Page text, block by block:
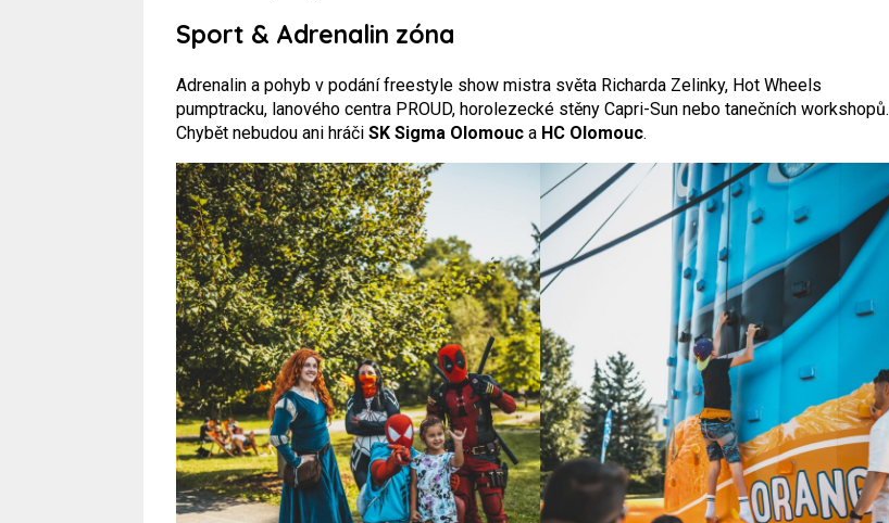
Sport & Adrenalin zóna
Adrenalin a pohyb v podání freestyle show mistra světa Richarda Zelinky, Hot Wheels
pumptracku, lanového centra PROUD, horolezecké stěny Capri-Sun nebo tanečních workshopů.
Chybět nebudou ani hráči SK Sigma Olomouc a HC Olomouc.